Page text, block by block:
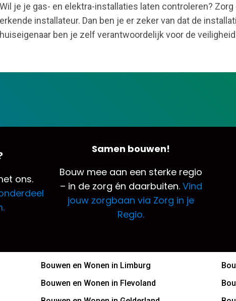
Wil je je gas- en elektra-installaties laten controleren?
erkende installateur. Dan ben je er zeker van dat de
huiseigenaar ben je zelf verantwoordelijk voor de veiligheid
ons.
Samen bouwen!
Bouw mee aan een sterke regio
– in de zorg én daarbuiten. Vind
jouw zorgbaan via Zorg in je
Regio.
Bouwen en Wonen in Limburg
Bouwen en Wonen in Flevoland